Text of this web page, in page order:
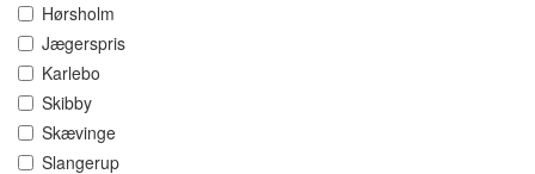
Hørsholm
Jægerspris
Karlebo
Skibby
Skævinge
Slangerup